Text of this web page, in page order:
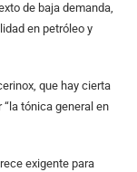
de baja demanda,
en petróleo y
que hay cierta
tónica general en
exigente para